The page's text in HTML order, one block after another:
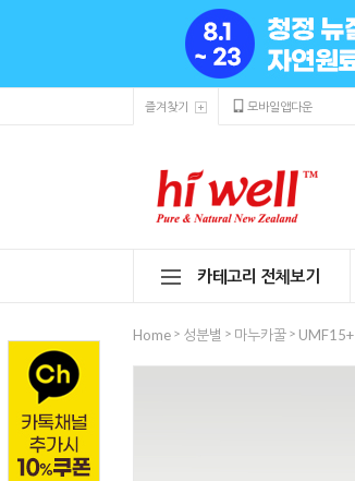
즐겨찾기 모바일앱다운
카테고리 전체보기
Home > 성분별 > 마누카꿀 > UMF15+